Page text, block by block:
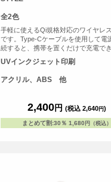
全2色
手軽に使えるQi規格対応のワイヤレ
です。Type-Cケーブルを使用して電
続すると、携帯を置くだけで充電でき
充電中には青いライトが輝き、外側の
ル素材が光を効果的に反射。PC環境
UVインクジェット印刷
アクリル、ABS 他
2,400円 (税込 2,640円)
まとめて割:30％ 1,680 円（税込）